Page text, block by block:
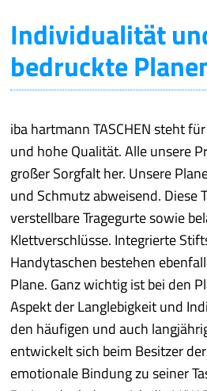
Individualität
bedruckte
iba hartmann TASCHEN steht
und hohe Qualität. Alle unsere
großer Sorgfalt her. Unsere
und Schmutz abweisend. Diese
verstellbare Tragegurte sowie
Klettverschlüsse. Integrierte
Handytaschen bestehen
Plane. Ganz wichtig ist bei den
Aspekt der Langlebigkeit und
den häufigen und auch
entwickelt sich beim Besitzer
emotionale Bindung zu seiner